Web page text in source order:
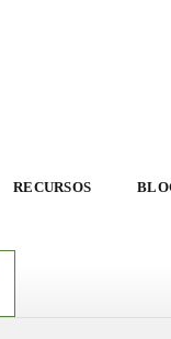
RECURSOS